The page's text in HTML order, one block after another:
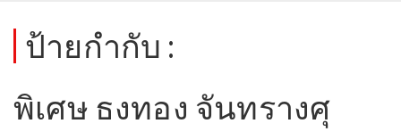
ป้ายกำกับ :
พิเศษ ธงทอง จันทรางศุ